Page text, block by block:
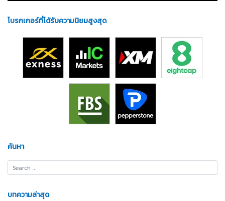
โบรกเกอร์ที่ได้รับความนิยมสูงสุด
ค้นหา
บทความล่าสุด